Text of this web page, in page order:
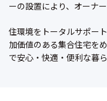
ーの設置により、オーナ
住環境をトータルサポー
加価値のある集合住宅を
で安心・快適・便利な暮